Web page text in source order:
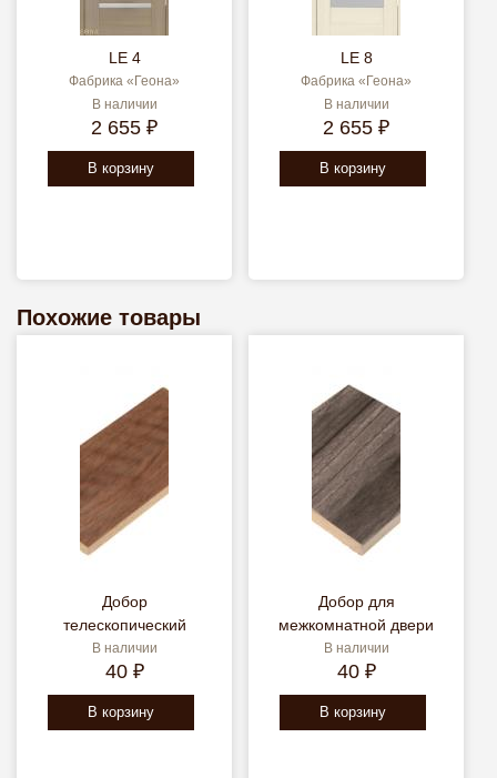
LE 4
Фабрика «Геона»
В наличии
2 655 ₽
В корзину
LE 8
Фабрика «Геона»
В наличии
2 655 ₽
В корзину
Похожие товары
Добор
телескопический
В наличии
40 ₽
В корзину
Добор для
межкомнатной двери
В наличии
40 ₽
В корзину